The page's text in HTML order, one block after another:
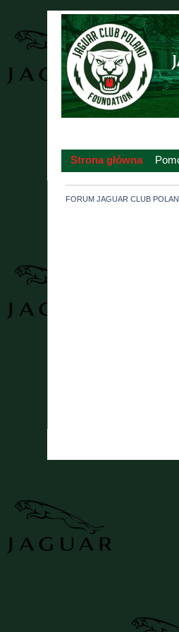
Strona główna
FORUM JAGUAR CLUB